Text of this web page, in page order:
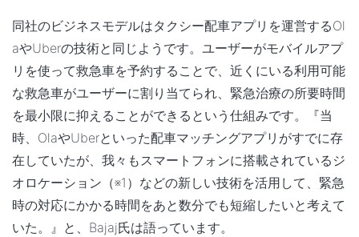
同社のビジネスモデルはタクシー配車アプリを運営するOl
aやUberの技術と同じようです。ユーザーがモバイルアプ
リを使って救急車を予約することで、 近くにいる利用可能
な救急車がユーザーに割り当て られ、 緊急治療の所要時間
を最小限に抑える ことができるという仕組みです。『当
時、OlaやUberといった配車マッチングアプリがすでに存
在していたが、我々もスマートフォンに搭載されているジ
オロケーション（※1）などの新しい技術を活用して、緊急
時の対応にかかる時間をあと数分でも短縮したいと考えて
いた。』と、Bajaj氏は語っています。